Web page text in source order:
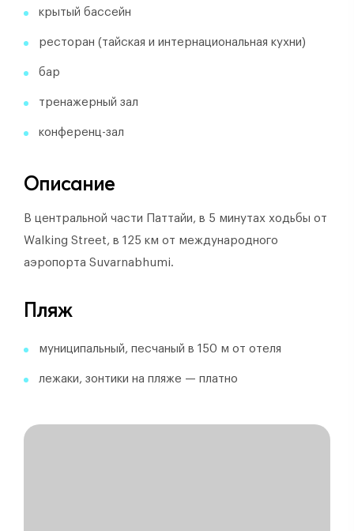
крытый бассейн
ресторан (тайская и интернациональная кухни)
бар
тренажерный зал
конференц-зал
Описание
В центральной части Паттайи, в 5 минутах ходьбы от
Walking Street, в 125 км от международного
аэропорта Suvarnabhumi.
Пляж
муниципальный, песчаный в 150 м от отеля
лежаки, зонтики на пляже — платно